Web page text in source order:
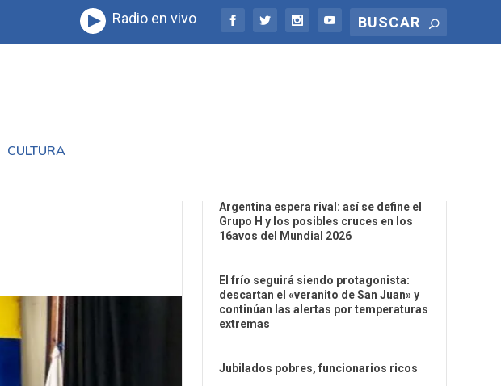
Radio en vivo
CULTURA
Argentina espera rival: así se define el
Grupo H y los posibles cruces en los
16avos del Mundial 2026
El frío seguirá siendo protagonista:
descartan el «veranito de San Juan» y
continúan las alertas por temperaturas
extremas
Jubilados pobres, funcionarios ricos